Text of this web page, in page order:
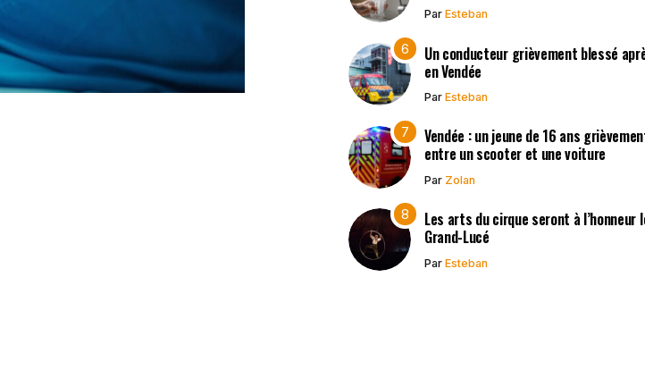
Par Esteban
Un conducteur grièvement blessé
en Vendée
Par Esteban
Vendée : un jeune de 16 ans
entre un scooter et une voiture
Par Zolan
Les arts du cirque seront à l’honneur
Grand-Lucé
Par Esteban